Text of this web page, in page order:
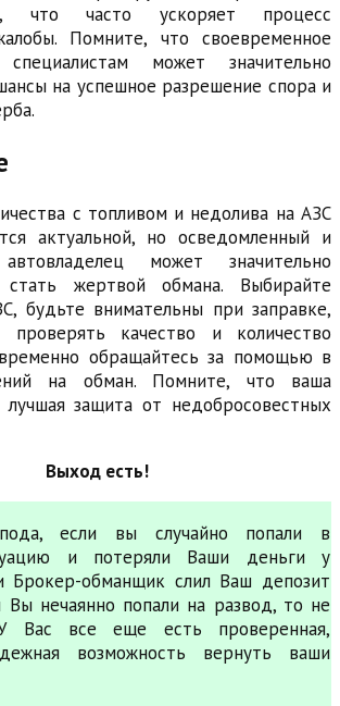
что часто ускоряет процесс
Помните, что своевременное
может значительно
на успешное разрешение спора и
с топливом и недолива на АЗС
актуальной, но осведомленный и
может значительно
жертвой обмана. Выбирайте
будьте внимательны при заправке,
проверять качество и количество
обращайтесь за помощью в
на обман. Помните, что ваша
защита от недобросовестных
Выход есть!
если вы случайно попали в
и потеряли Ваши деньги у
Брокер-обманщик слил Ваш депозит
Вы нечаянно попали на развод, то не
У Вас все еще есть проверенная,
возможность вернуть ваши